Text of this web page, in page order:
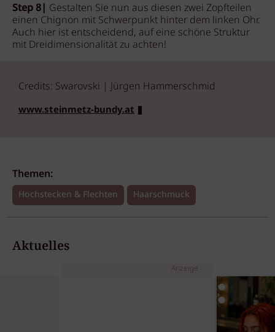
Step 8| Gestalten Sie nun aus diesen zwei Zopfteilen
einen Chignon mit Schwerpunkt hinter dem linken Ohr.
Auch hier ist entscheidend, auf eine schöne Struktur
mit Dreidimensionalität zu achten!
Credits: Swarovski | Jürgen Hammerschmid
www.steinmetz-bundy.at
Themen:
Hochstecken & Flechten Haarschmuck
Aktuelles
Anzeige